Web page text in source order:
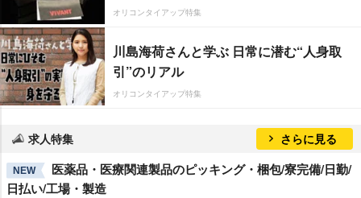
オリコンタイアップ特集
川島海荷さんと学ぶ 日常に潜む“人身取
引”のリアル
オリコンタイアップ特集
求人特集 さらに見る
NEW
医薬品・医療関連製品のピッキング・梱包/寮完備/日勤/
日払い/工場・製造